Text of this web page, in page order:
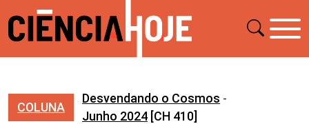
COLUNA
Desvendando o Cosmos -
Junho 2024 [CH 410]